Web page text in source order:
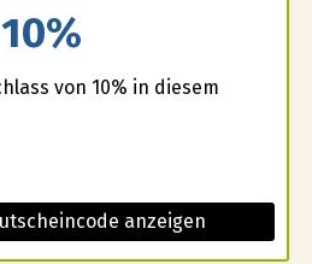
10%
von 10% in diesem
anzeigen